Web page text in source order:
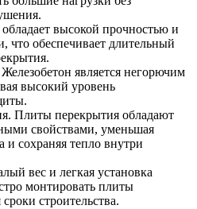
высокой прочностью и
что обеспечивает длительный
является негорючим
высокий уровень
Плиты перекрытия обладают
свойствами, уменьшая
и сохраняя тепло внутри
вес и легкая установка
монтировать плиты
строительства.